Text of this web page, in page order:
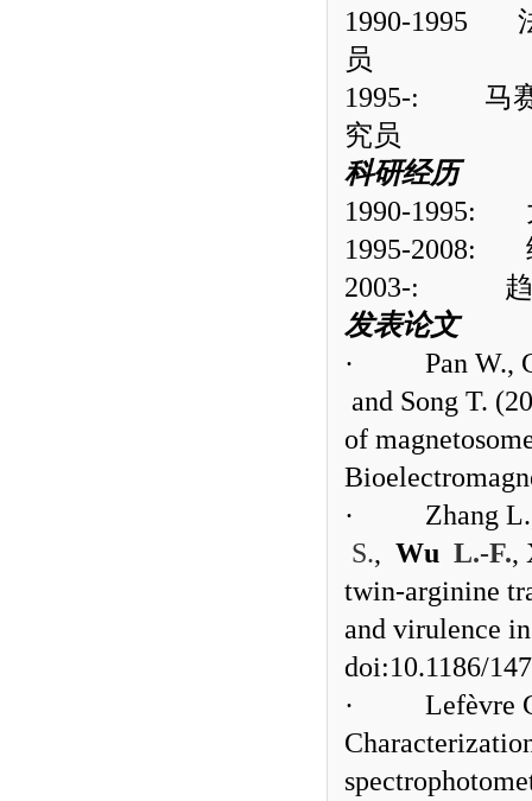
1990-1995
员
1995-:
马
究员
科研经历
1990-1995:
1995-2008:
2003-:
发表论文
·
Pan W.,
and Song T.
of
·
Zhang
S., Wu L.-F.,
twin-arginine
and virulence
doi:10.1186/
·
Lefèvre